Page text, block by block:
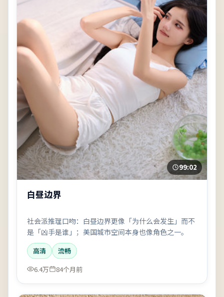
99:02
白昼边界
社会派推理口吻：白昼边界更像「为什么会发生」而不
是「凶手是谁」；美国城市空间本身也像角色之一。
高清
流畅
6.4万
84个月前